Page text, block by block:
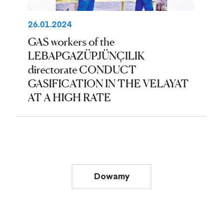
26.01.2024
GAS workers of the
LEBAPGAZÜPJÜNÇILIK
directorate CONDUCT
GASIFICATION IN THE VELAYAT
AT A HIGH RATE
Dowamy